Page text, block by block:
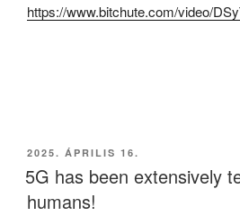
https://www.bitchute.com/video/
BEKÜLDVE:
2025. ÁPRILIS 16.
5G has been extensively
humans!